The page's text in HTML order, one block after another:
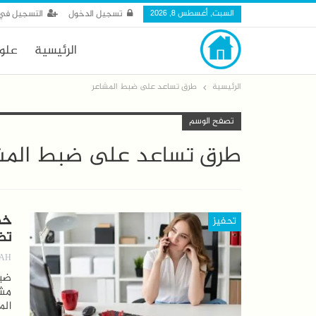
السبت, أغسطس 8, 2026 تسجيل الدخول التسجيل
الرئيسية
الرئيسية طرق تساعد على ضبط المشاعر
تصفح الوسم
طرق تساعد على ضبط
تحفيز